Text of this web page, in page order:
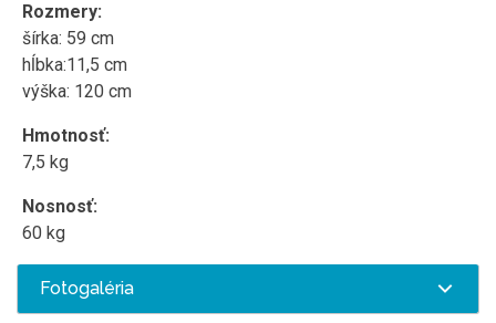
Rozmery:
šírka: 59 cm
hĺbka:11,5 cm
výška: 120 cm
Hmotnosť:
7,5 kg
Nosnosť:
60 kg
Fotogaléria